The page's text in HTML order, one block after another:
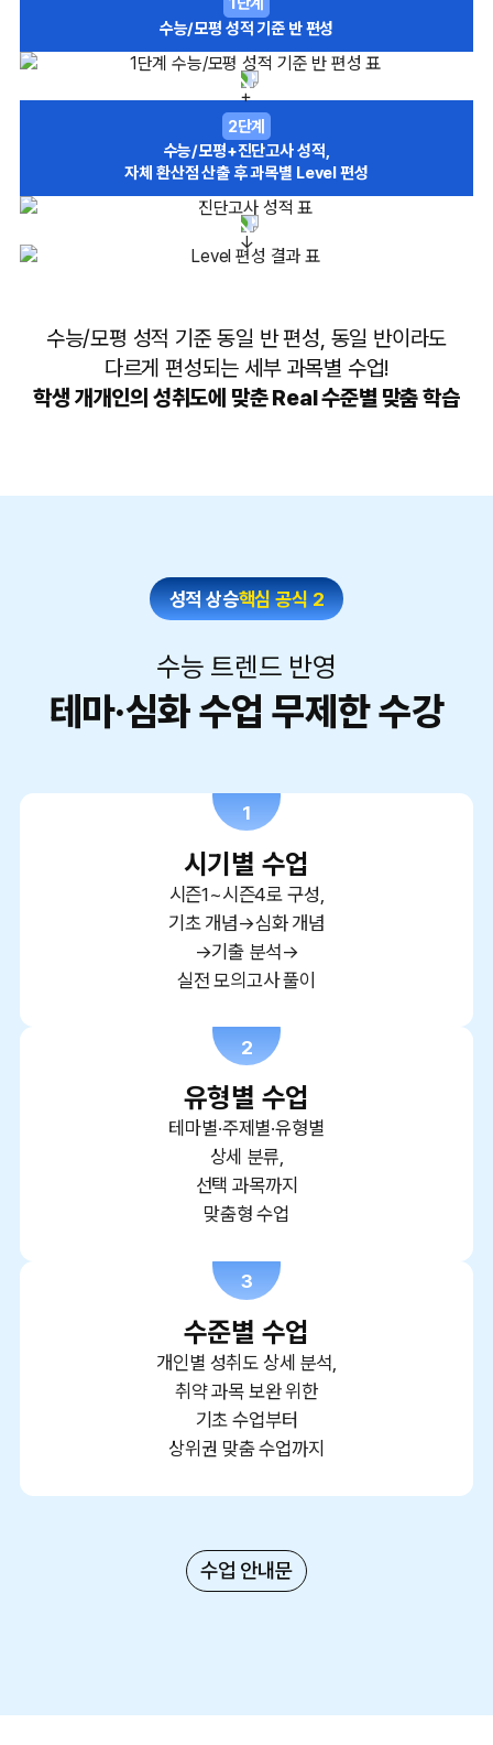
수능/모평 성적 기준 반 편성
2단계
수능/모평+진단고사 성적,
자체 환산점 산출 후 과목별 Level 편성
수능/모평 성적 기준 동일 반 편성, 동일 반이라도
다르게 편성되는 세부 과목별 수업!
학생 개개인의 성취도에 맞춘 Real 수준별 맞춤 학습
성적 상승핵심 공식 2
수능 트렌드 반영
테마·심화 수업 무제한 수강
1
시기별 수업
시즌1~시즌4로 구성,
기초 개념→심화 개념
→기출 분석→
실전 모의고사 풀이
2
유형별 수업
테마별·주제별·유형별
상세 분류,
선택 과목까지
맞춤형 수업
3
수준별 수업
개인별 성취도 상세 분석,
취약 과목 보완 위한
기초 수업부터
상위권 맞춤 수업까지
수업 안내문